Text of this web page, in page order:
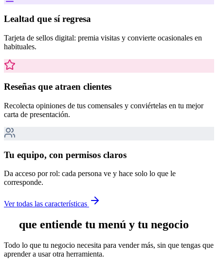
Lealtad que sí regresa
Tarjeta de sellos digital: premia visitas y convierte ocasionales en
habituales.
Reseñas que atraen clientes
Recolecta opiniones de tus comensales y conviértelas en tu mejor
carta de presentación.
Tu equipo, con permisos claros
Da acceso por rol: cada persona ve y hace solo lo que le
corresponde.
Ver todas las características
que entiende tu menú y tu negocio
Todo lo que tu negocio necesita para vender más, sin que tengas que
aprender a usar otra herramienta.